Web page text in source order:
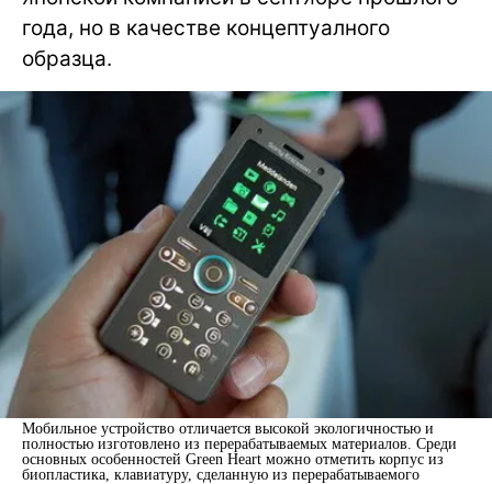
года, но в качестве концептуалного
образца.
Мобильное устройство отличается высокой экологичностью и
полностью изготовлено из перерабатываемых материалов. Среди
основных особенностей Green Heart можно отметить корпус из
биопластика, клавиатуру, сделанную из перерабатываемого